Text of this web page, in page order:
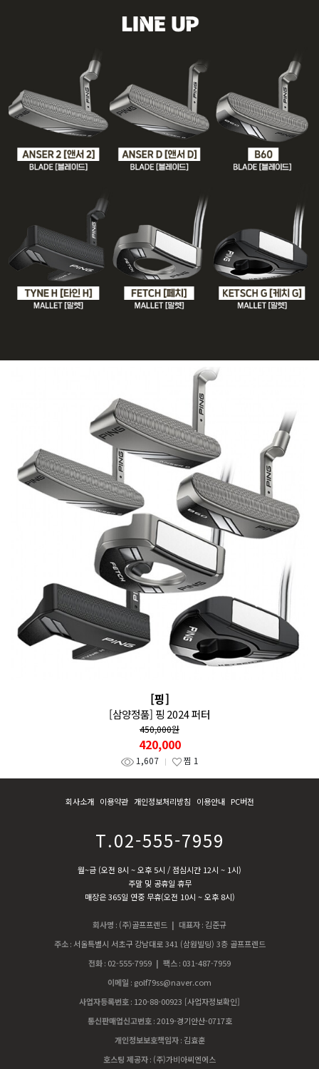
[핑]
[삼양정품] 핑 2024 퍼터
450,000원
420,000
1,607 찜 1
회사소개 이용약관 개인정보처리방침 이용안내 PC버전
T.02-555-7959
월~금 (오전 8시 ~ 오후 5시 / 점심시간 12시 ~ 1시)
주말 및 공휴일 휴무
매장은 365일 연중 무휴(오전 10시 ~ 오후 8시)
회사명 : (주)골프프렌드 | 대표자: 김준규
주소 : 서울특별시 서초구 강남대로 341 (삼원빌딩) 3층 골프프렌드
전화: 02-555-7959 | 팩스: 031-487-7959
이메일 : golf79ss@naver.com
사업자등록번호: 120-88-00923 [사업자정보확인]
통신판매업신고번호 :2019-경기안산-0717호
개인정보보호책임자 : 김효훈
호스팅 제공자: (주)가비아씨엔에스